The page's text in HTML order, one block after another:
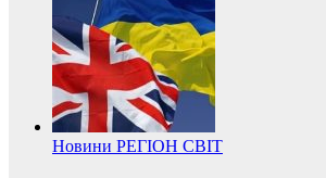
Новини РЕГІОН СВІТ